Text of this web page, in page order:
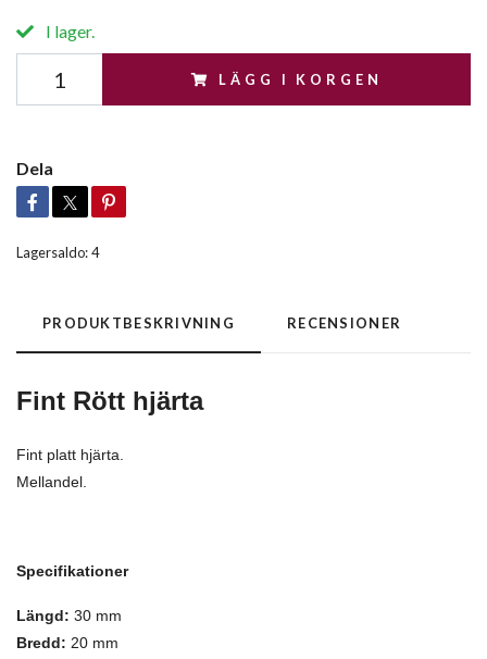
I lager.
LÄGG I KORGEN
Dela
Lagersaldo:4
PRODUKTBESKRIVNING RECENSIONER
Fint Rött hjärta
Fint platt hjärta.
Mellandel.
Specifikationer
Längd: 30 mm
Bredd: 20 mm